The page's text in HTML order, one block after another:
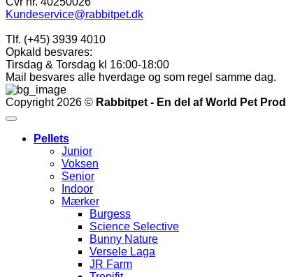
Kundeservice@rabbitpet.dk
Tlf. (+45) 3939 4010
Opkald besvares:
Tirsdag & Torsdag kl 16:00-18:00
Mail besvares alle hverdage og som regel samme dag.
Copyright 2026 © Rabbitpet - En del af World Pet
Pellets
Junior
Voksen
Senior
Indoor
Mærker
Burgess
Science Selective
Bunny Nature
Versele Laga
JR Farm